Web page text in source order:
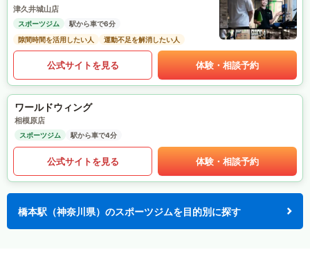
津久井城山店
スポーツジム
駅から車で6分
隙間時間を活用したい人
運動不足を解消したい人
公式サイトを見る 体験・相談予約
ワールドウィング
相模原店
スポーツジム 駅から車で4分
公式サイトを見る 体験・相談予約
橋本駅（神奈川県）のスポーツジムを目的別に探す